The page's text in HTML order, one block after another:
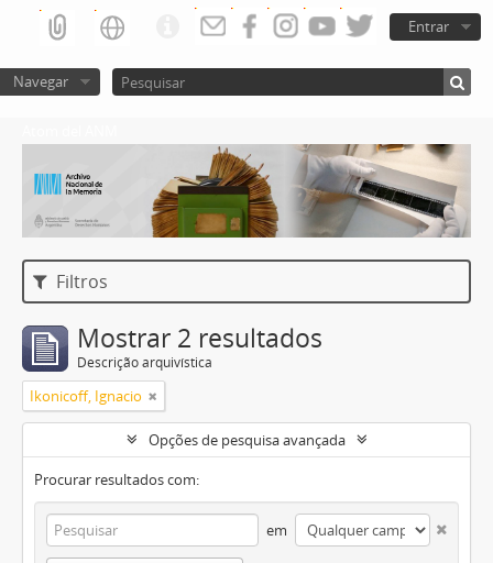
Entrar
Navegar
Filtros
Mostrar 2 resultados
Descrição arquivística
Ikonicoff, Ignacio
Opções de pesquisa avançada
Procurar resultados com:
em